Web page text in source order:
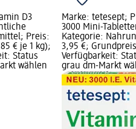
D3
Preis:
€ je 1 kg);
Status
wählen
Marke: tetesept;
3000 Mini-
Kategorie:
3,95 €;
Verfügbarkeit:
grau dm-Markt